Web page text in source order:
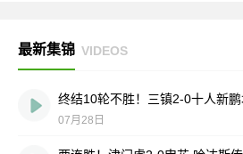
最新集锦 VIDEOS
07月28日